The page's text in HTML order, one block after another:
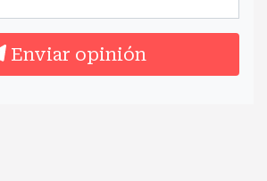
Enviar opinión